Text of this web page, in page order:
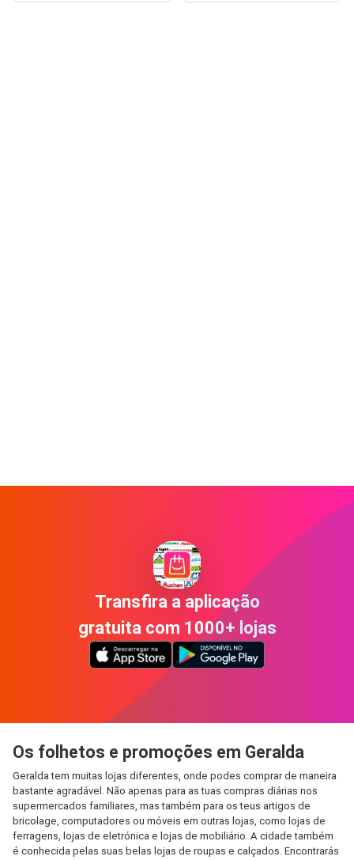
Transfira a aplicação
gratuita com 1000+ lojas
Os folhetos e promoções em Geralda
Geralda tem muitas lojas diferentes, onde podes comprar de maneira
bastante agradável. Não apenas para as tuas compras diárias nos
supermercados familiares, mas também para os teus artigos de
bricolage, computadores ou móveis em outras lojas, como lojas de
ferragens, lojas de eletrónica e lojas de mobiliário. A cidade também
é conhecida pelas suas belas lojas de roupas e calçados. Encontrarás